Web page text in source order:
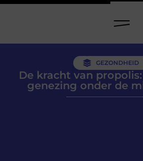
GEZONDHEID
De kracht van
genezing onder de